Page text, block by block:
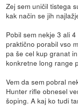
Zej sem uničil tistega
kak način se jih
Pobil sem nekje 3 ali
praktično porabil vso
pa še cel kup granat
konkretne long range
Vem da sem pobral
Hunter rifle obnesel
šoping. A kaj ko tudi